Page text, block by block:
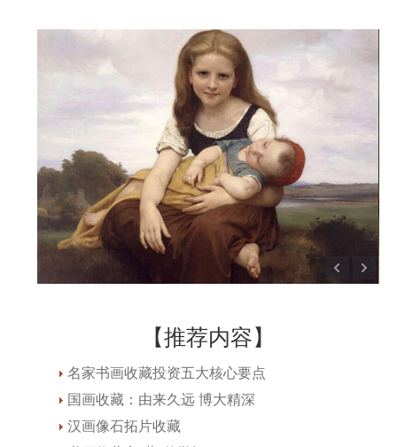
【推荐内容】
名家书画收藏投资五大核心要点
国画收藏：由来久远 博大精深
汉画像石拓片收藏